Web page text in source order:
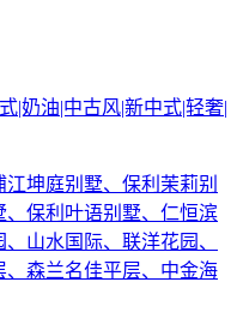
|奶油|中古风|新中式|轻奢|
坤庭别墅、保利茉莉别
保利叶语别墅、仁恒滨
山水国际、联洋花园、
、森兰名佳平层、中金海